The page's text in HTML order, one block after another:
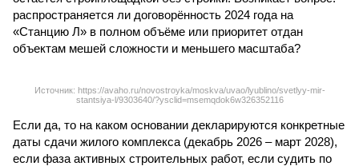
распространяется ли договорённость 2024 года на
«Станцию Л» в полном объёме или приоритет отдан
объектам мешей сложности и меньшего масштаба?
Источник: https://avaho.ru/novostroyka/moskva/uvao/lyublino/svetlyy-mir-
stantsiya-l/9303640/?ysclid=msemqdok6w326352116
Если да, то на каком основании декларируются конкретные
даты сдачи жилого комплекса (декабрь 2026 – март 2028),
если фаза активных строительных работ, если судить по